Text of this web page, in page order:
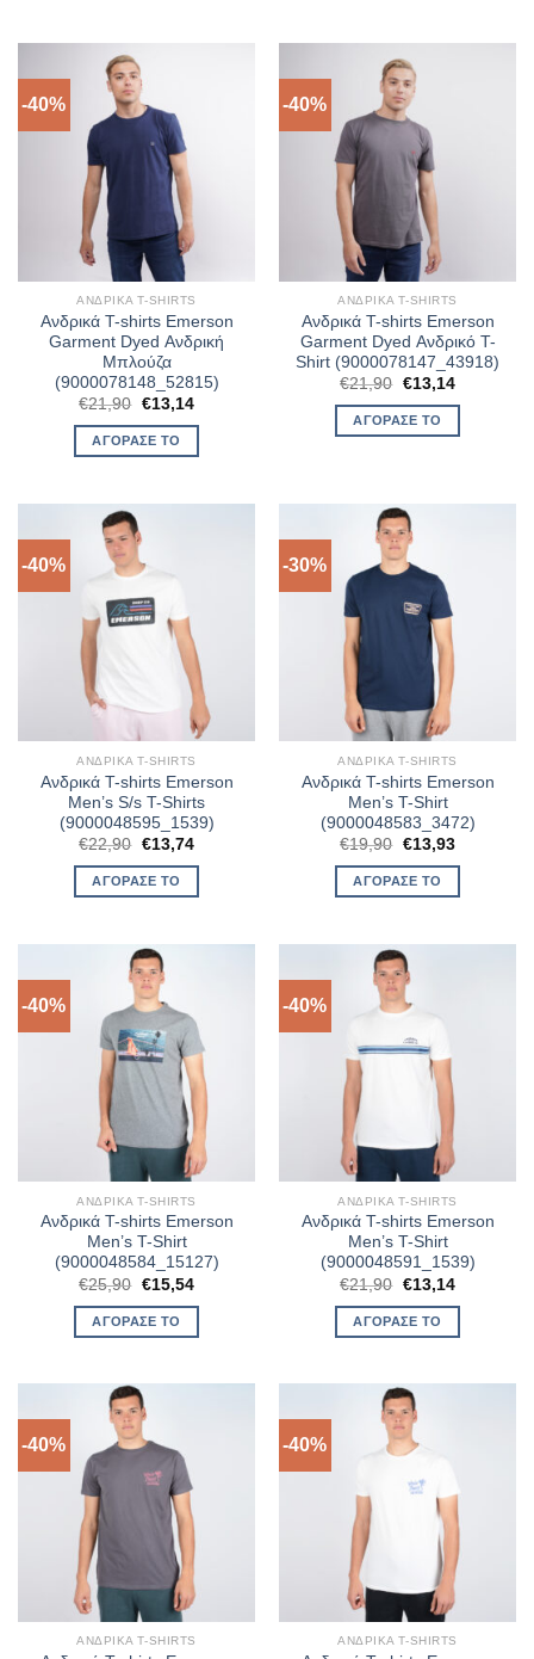
-40%
ΑΝΔΡΙΚΆ T-SHIRTS
Ανδρικά T-shirts Emerson
Garment Dyed Ανδρική
Μπλούζα
(9000078148_52815)
€21,90 Original
was:
€21,90.
€13,14Η
ΑΓΌΡΑΣΈ ΤΟ
-40%
ΑΝΔΡΙΚΆ T-SHIRTS
Ανδρικά T-shirts Emerson
Garment Dyed Ανδρικό T-
Shirt (9000078147_43918)
€21,90 Original
was:
€21,90.
€13,14Η
ΑΓΌΡΑΣΈ ΤΟ
-40%
ΑΝΔΡΙΚΆ T-SHIRTS
Ανδρικά T-shirts Emerson
Men’s S/s T-Shirts
(9000048595_1539)
€22,90 Original
was:
€22,90.
€13,74Η
ΑΓΌΡΑΣΈ ΤΟ
-30%
ΑΝΔΡΙΚΆ T-SHIRTS
Ανδρικά T-shirts Emerson
Men’s T-Shirt
(9000048583_3472)
€19,90 Original
was:
€19,90.
€13,93Η
ΑΓΌΡΑΣΈ ΤΟ
-40%
ΑΝΔΡΙΚΆ T-SHIRTS
Ανδρικά T-shirts Emerson
Men’s T-Shirt
(9000048584_15127)
€25,90 Original
price
was:
€25,90.
€15,54Η
τιμή
ΑΓΌΡΑΣΈ ΤΟ
-40%
ΑΝΔΡΙΚΆ T-SHIRTS
Ανδρικά T-shirts Emerson
Men’s T-Shirt
(9000048591_1539)
€21,90 Original
price
was:
€21,90.
€13,14Η
τιμή
ΑΓΌΡΑΣΈ ΤΟ
-40%
ΑΝΔΡΙΚΆ T-SHIRTS
-40%
ΑΝΔΡΙΚΆ T-SHIRTS